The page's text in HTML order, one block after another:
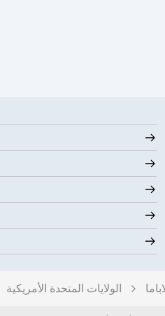
الولايات المتحدة الأمريكية